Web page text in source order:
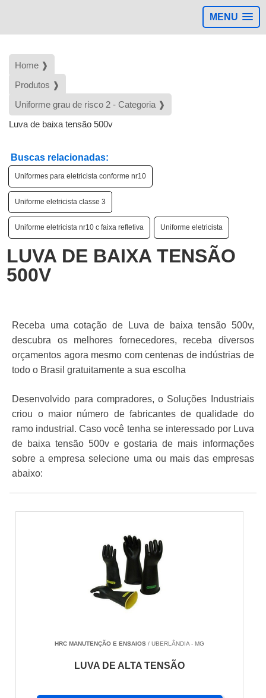
MENU
Home ❱
Produtos ❱
Uniforme grau de risco 2 - Categoria ❱
Luva de baixa tensão 500v
Buscas relacionadas:
Uniformes para eletricista conforme nr10
Uniforme eletricista classe 3
Uniforme eletricista nr10 c faixa refletiva Uniforme eletricista
LUVA DE BAIXA TENSÃO
500V
Receba uma cotação de Luva de baixa tensão 500v,
descubra os melhores fornecedores, receba diversos
orçamentos agora mesmo com centenas de indústrias de
todo o Brasil gratuitamente a sua escolha
Desenvolvido para compradores, o Soluções Industriais
criou o maior número de fabricantes de qualidade do
ramo industrial. Caso você tenha se interessado por Luva
de baixa tensão 500v e gostaria de mais informações
sobre a empresa selecione uma ou mais das empresas
abaixo:
HRC MANUTENÇÃO E ENSAIOS / UBERLÂNDIA - MG
LUVA DE ALTA TENSÃO